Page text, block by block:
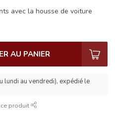
avec la housse de voiture
AU PANIER
lundi au vendredi), expédié le
produit